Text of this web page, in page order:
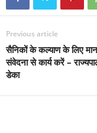
Previous article
सैनिकों के कल्याण के लिए
संवेदना से कार्य करें –
डेका